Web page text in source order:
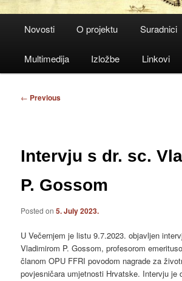
Novosti O projektu Suradnici
Multimedija Izložbe Linkovi
Post
← Previous
Intervju s dr. sc.
P. Gossom
Posted on5. July 2023.
U Večernjem je listu 9.7.2023. objavljen
Vladimirom P. Gossom, profesorom
članom OPU FFRI povodom nagrade za
povjesničara umjetnosti Hrvatske. Intervju je